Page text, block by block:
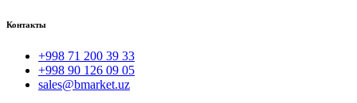
Контакты
+998 71 200 39 33
+998 90 126 09 05
sales@bmarket.uz